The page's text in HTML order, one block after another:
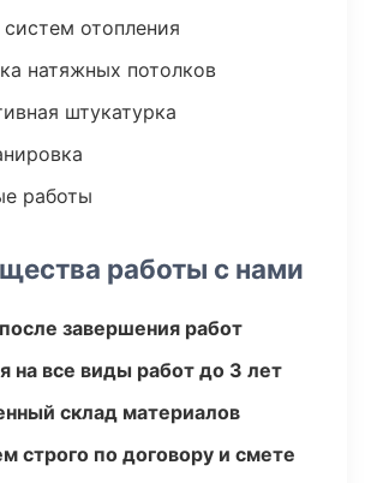
отопления
натяжных потолков
штукатурка
работы
работы с нами
завершения работ
на все виды работ до 3 лет
склад материалов
строго по договору и смете